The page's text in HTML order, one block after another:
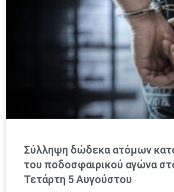
Σύλληψη δώδεκα ατόμων
του ποδοσφαιρικού αγώνα
Τετάρτη 5 Αυγούστου